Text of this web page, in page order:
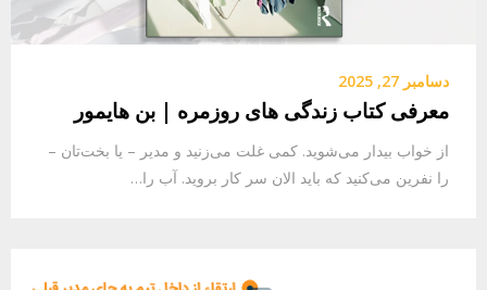
دسامبر 27, 2025
معرفی کتاب زندگی های روزمره | بن هایمور
از خواب بیدار می‌شوید. کمی غلت می‌زنید و مدیر – یا بخت‌تان –
را نفرین می‌کنید که باید الان سر کار بروید. آب را…